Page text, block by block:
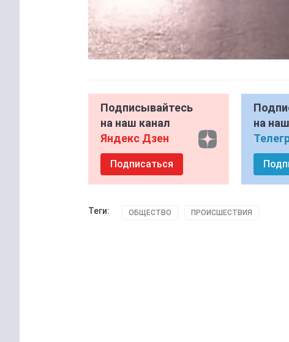
Подписывайтесь
на наш канал
Яндекс Дзен
Подписаться
на
Теги: ОБЩЕСТВО ПРОИСШЕСТВИЯ